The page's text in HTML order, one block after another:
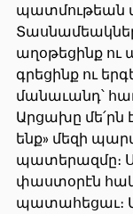
պատմութեան
աղօթեցինք
գրեցինք ու
մանաւանդ՝
Արցախը մե՛րն է
ենք» մեզի
պատերազմը։
փաստօրէն
պատահեցաւ։